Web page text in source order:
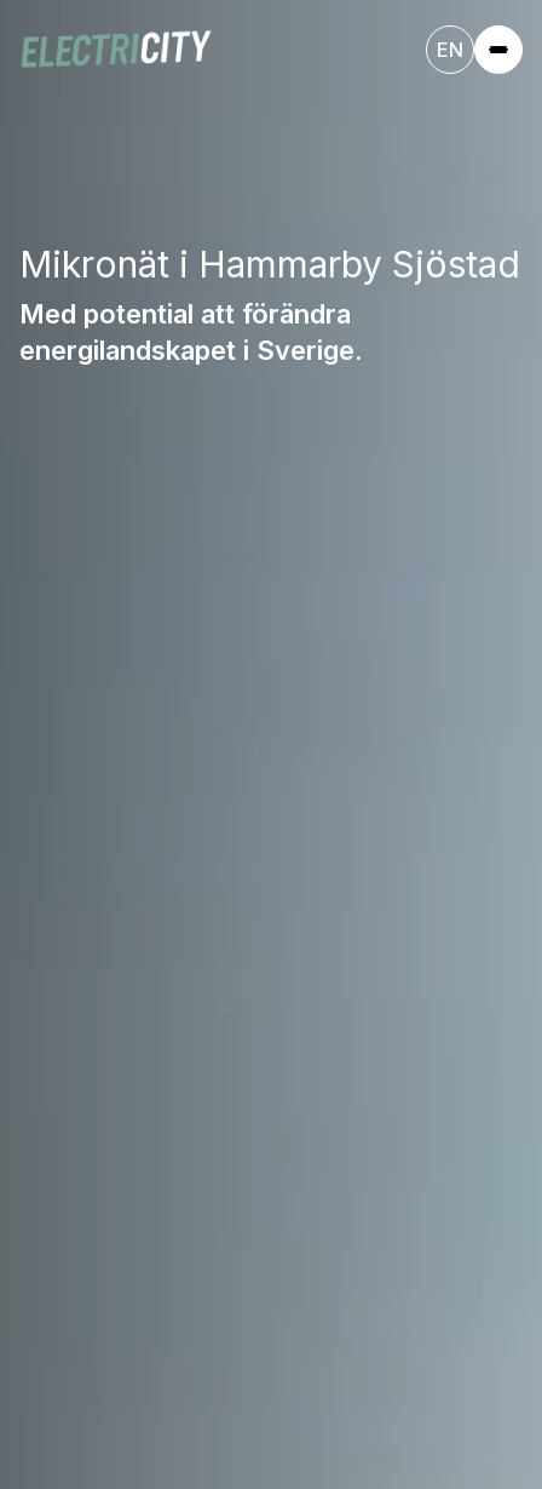
EN
Mikronät i Hammarby Sjöstad
Med potential att förändra
energilandskapet i Sverige.